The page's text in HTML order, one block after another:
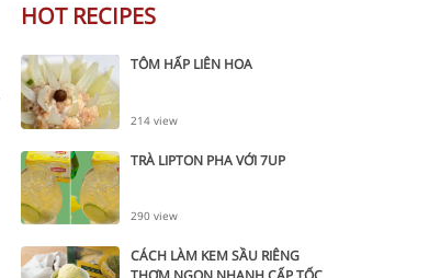
HOT RECIPES
TÔM HẤP LIÊN HOA
214 view
TRÀ LIPTON PHA VỚI 7UP
290 view
CÁCH LÀM KEM SẦU RIÊNG